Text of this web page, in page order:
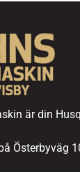
är din
Österbyväg